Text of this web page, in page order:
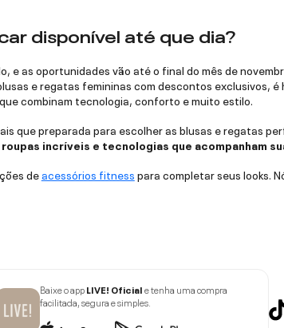
disponível até que dia?
e as oportunidades vão até o final do mês de
e regatas femininas com descontos exclusivos,
combinam tecnologia, conforto e muito estilo.
que preparada para escolher as blusas e regatas
roupas incríveis e tecnologias que acompanham
deacessórios fitness para completar seus looks.
Baixe o appLIVE! Oficiale tenha uma compra
facilitada, segura e simples.